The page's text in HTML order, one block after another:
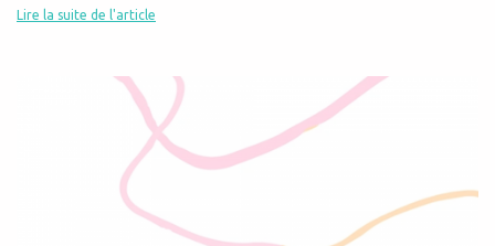
Lire la suite de l'article